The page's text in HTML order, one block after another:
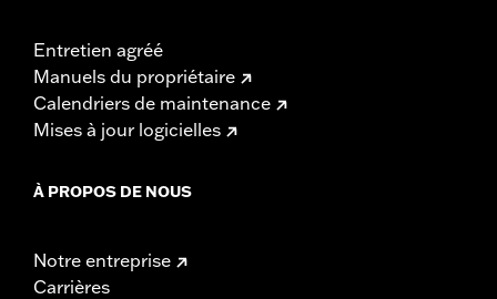
Entretien agréé
Manuels du propriétaire
Calendriers de maintenance
Mises à jour logicielles
À PROPOS DE NOUS
Notre entreprise
Carrières